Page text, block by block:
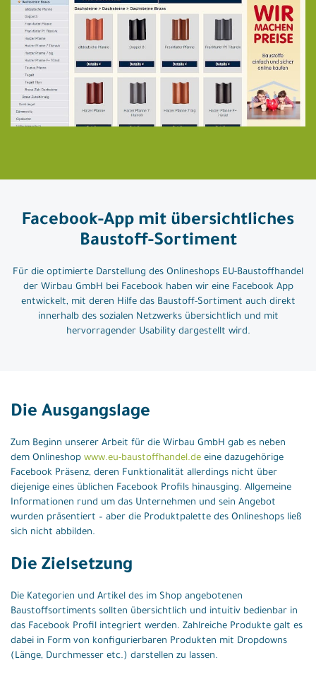
Facebook-App mit übersichtliches
Baustoff-Sortiment
Für die optimierte Darstellung des Onlineshops EU-Baustoffhandel
der Wirbau GmbH bei Facebook haben wir eine Facebook App
entwickelt, mit deren Hilfe das Baustoff-Sortiment auch direkt
innerhalb des sozialen Netzwerks übersichtlich und mit
hervorragender Usability dargestellt wird.
Die Ausgangslage
Zum Beginn unserer Arbeit für die Wirbau GmbH gab es neben
dem Onlineshop www.eu-baustoffhandel.de eine dazugehörige
Facebook Präsenz, deren Funktionalität allerdings nicht über
diejenige eines üblichen Facebook Profils hinausging. Allgemeine
Informationen rund um das Unternehmen und sein Angebot
wurden präsentiert – aber die Produktpalette des Onlineshops ließ
sich nicht abbilden.
Die Zielsetzung
Die Kategorien und Artikel des im Shop angebotenen
Baustoffsortiments sollten übersichtlich und intuitiv bedienbar in
das Facebook Profil integriert werden. Zahlreiche Produkte galt es
dabei in Form von konfigurierbaren Produkten mit Dropdowns
(Länge, Durchmesser etc.) darstellen zu lassen.